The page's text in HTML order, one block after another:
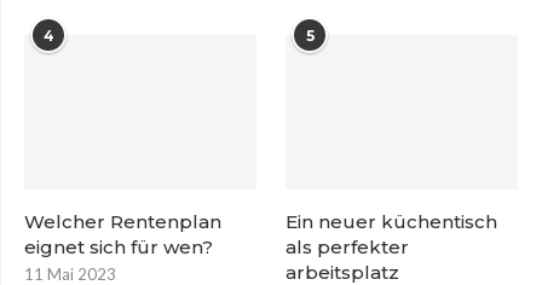
4
Welcher Rentenplan
eignet sich für wen?
11 Mai 2023
5
Ein neuer küchentisch
als perfekter
arbeitsplatz